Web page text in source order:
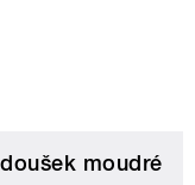
moudré